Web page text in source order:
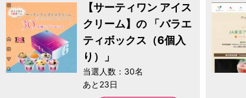
【サーティワン アイス
クリーム】の 「バラエ
ティボックス（6個入
り）」
当選人数：30名
あと23日